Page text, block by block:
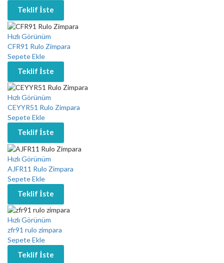
Teklif İste
Hızlı Görünüm
CFR91 Rulo Zimpara
Sepete Ekle
Teklif İste
Hızlı Görünüm
CEYYR51 Rulo Zimpara
Sepete Ekle
Teklif İste
Hızlı Görünüm
AJFR11 Rulo Zimpara
Sepete Ekle
Teklif İste
Hızlı Görünüm
zfr91 rulo zimpara
Sepete Ekle
Teklif İste